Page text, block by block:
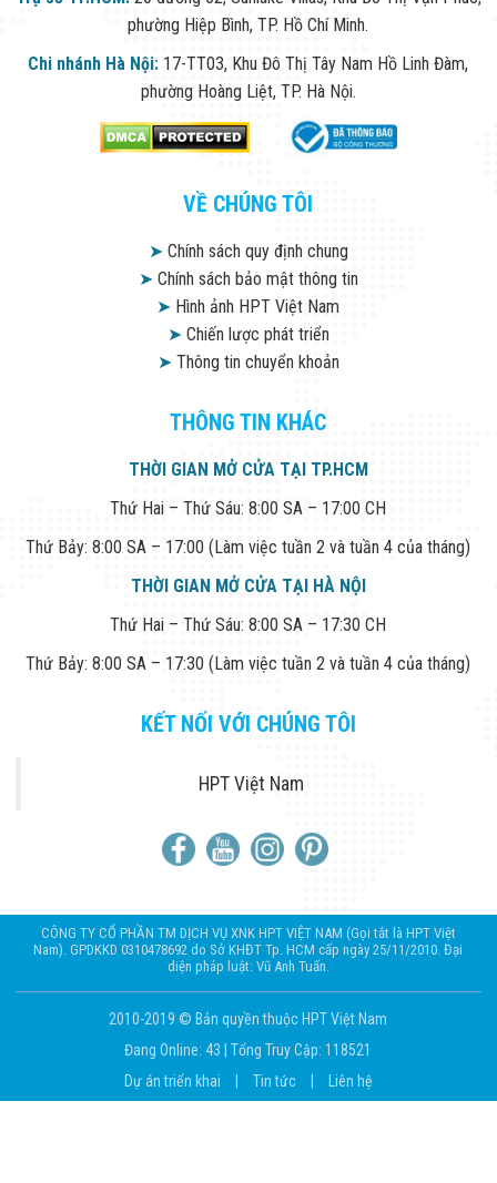
phường Hiệp Bình, TP. Hồ Chí Minh.
Chi nhánh Hà Nội: 17-TT03, Khu Đô Thị Tây Nam Hồ Linh Đàm,
phường Hoàng Liệt, TP. Hà Nội.
VỀ CHÚNG TÔI
➤Chính sách quy định chung
➤Chính sách bảo mật thông tin
➤ Hình ảnh HPT Việt Nam
➤Chiến lược phát triển
➤Thông tin chuyển khoản
THÔNG TIN KHÁC
THỜI GIAN MỞ CỬA TẠI TP.HCM
Thứ Hai – Thứ Sáu: 8:00 SA – 17:00 CH
Thứ Bảy: 8:00 SA – 17:00 (Làm việc tuần 2 và tuần 4 của tháng)
THỜI GIAN MỞ CỬA TẠI HÀ NỘI
Thứ Hai – Thứ Sáu: 8:00 SA – 17:30 CH
Thứ Bảy: 8:00 SA – 17:30 (Làm việc tuần 2 và tuần 4 của tháng)
KẾT NỐI VỚI CHÚNG TÔI
HPT Việt Nam
CÔNG TY CỔ PHẦN TM DỊCH VỤ XNK HPT VIỆT NAM (Gọi tắt là HPT Việt
Nam). GPDKKD 0310478692 do Sở KHĐT Tp. HCM cấp ngày 25/11/2010. Đại
diện pháp luật: Vũ Anh Tuấn.
2010-2019 © Bản quyền thuộc HPT Việt Nam
Đang Online: 43 |Tổng Truy Cập: 118521
Dự án triển khai
Tin tức Liên hệ